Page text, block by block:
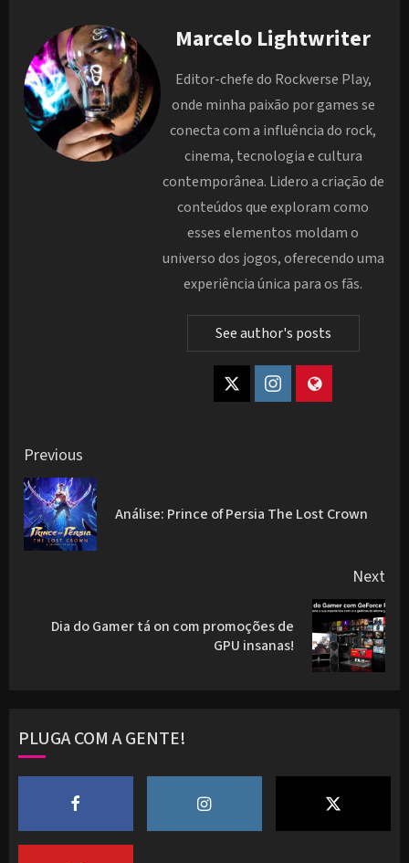
Marcelo Lightwriter
Editor-chefe do Rockverse Play,
onde minha paixão por games se
conecta com a influência do rock,
cinema, tecnologia e cultura
contemporânea. Lidero a criação de
conteúdos que exploram como
esses elementos moldam o
universo dos jogos, oferecendo uma
experiência única para os fãs.
See author's posts
Post
navigation
Previous
Análise: Prince of Persia The Lost Crown
Next
NextDia do Gamer tá on com promoções de
GPU insanas!
PLUGA COM A GENTE!